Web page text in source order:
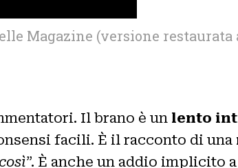
Magazine (versione restaurata
Il brano è un lento
facili. È il racconto di una
”. È anche un addio implicito